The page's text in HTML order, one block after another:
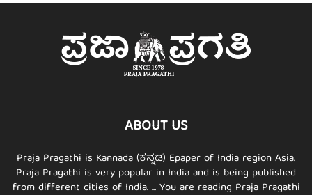
ABOUT US
Praja Pragathi is Kannada (ಕನ್ನಡ) Epaper of India region Asia.
Praja Pragathi is very popular in India and is being published
from different cities of India. ... You are reading Praja Pragathi